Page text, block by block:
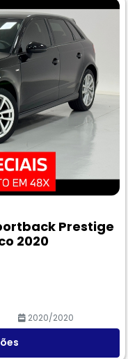
Prestige
2020
2020/2020